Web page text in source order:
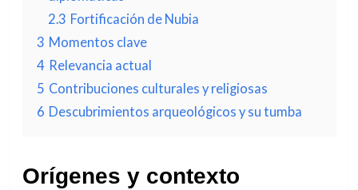
2.3 Fortificación de Nubia
3 Momentos clave
4 Relevancia actual
5 Contribuciones culturales y religiosas
6 Descubrimientos arqueológicos y su tumba
Orígenes y contexto